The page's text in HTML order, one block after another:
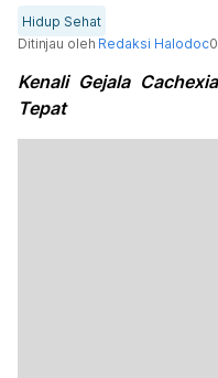
Hidup Sehat
Ditinjau oleh Redaksi Halodoc
Kenali Gejala
Tepat